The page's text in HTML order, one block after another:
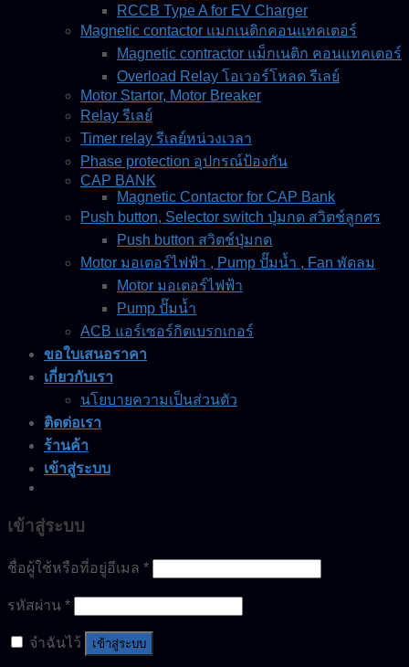
RCCB Type A for EV Charger
Magnetic contactor แมกเนติกคอนแทคเตอร์
Magnetic contractor แม็กเนติก คอนแทคเตอร์
Overload Relay โอเวอร์โหลด รีเลย์
Motor Startor, Motor Breaker
Relay รีเลย์
Timer relay รีเลย์หน่วงเวลา
Phase protection อุปกรณ์ป้องกัน
CAP BANK
Magnetic Contactor for CAP Bank
Push button, Selector switch ปุ่มกด สวิตช์ลูกศร
Push button สวิตช์ปุ่มกด
Motor มอเตอร์ไฟฟ้า , Pump ปั๊มน้ำ , Fan พัดลม
Motor มอเตอร์ไฟฟ้า
Pump ปั๊มน้ำ
ACB แอร์เซอร์กิตเบรกเกอร์
ขอใบเสนอราคา
เกี่ยวกับเรา
นโยบายความเป็นส่วนตัว
ติดต่อเรา
ร้านค้า
เข้าสู่ระบบ
เข้าสู่ระบบ
ชื่อผู้ใช้หรือที่อยู่อีเมล *
รหัสผ่าน *
จำฉันไว้ เข้าสู่ระบบ